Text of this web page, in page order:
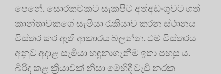
පෙනේ. සොරකමකට සැකපිට අත්අඩංගුවට ගත්
කාන්තාවකගේ සැමියා රැකියාව කරන ස්ථානය
විස්තර කර ඇති ආකාරය බලන්න. එම විස්තරය
අනුව අදාළ සැමියා හඳුනාගැනීම ඉතා පහසු ය.
බිරිඳ කළ ක්‍රියාවක් නිසා මෙහිදී වැඩි නරක